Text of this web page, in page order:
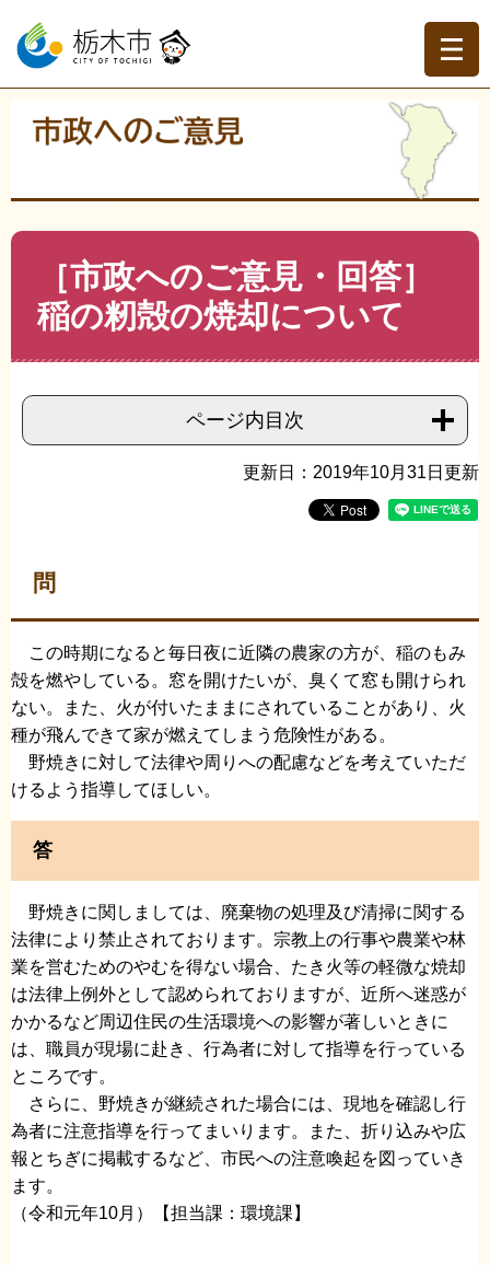
ー
の
ニ
ー
て
本
現在地
今までのご意見を読む
［市政へのご意
見・回答］稲の籾殻の焼却について
［市政へのご意見・回答］
稲の籾殻の焼却について
ページ内目次
更新日：2019年10月31日更新
問
この時期になると毎日夜に近隣の農家の方が、稲のもみ
殻を燃やしている。窓を開けたいが、臭くて窓も開けられ
ない。また、火が付いたままにされていることがあり、火
種が飛んできて家が燃えてしまう危険性がある。
野焼きに対して法律や周りへの配慮などを考えていただ
けるよう指導してほしい。
答
野焼きに関しましては、廃棄物の処理及び清掃に関する
法律により禁止されております。宗教上の行事や農業や林
業を営むためのやむを得ない場合、たき火等の軽微な焼却
は法律上例外として認められておりますが、近所へ迷惑が
かかるなど周辺住民の生活環境への影響が著しいときに
は、職員が現場に赴き、行為者に対して指導を行っている
ところです。
さらに、野焼きが継続された場合には、現地を確認し行
為者に注意指導を行ってまいります。また、折り込みや広
報とちぎに掲載するなど、市民への注意喚起を図っていき
ます。
（令和元年10月）【担当課：環境課】